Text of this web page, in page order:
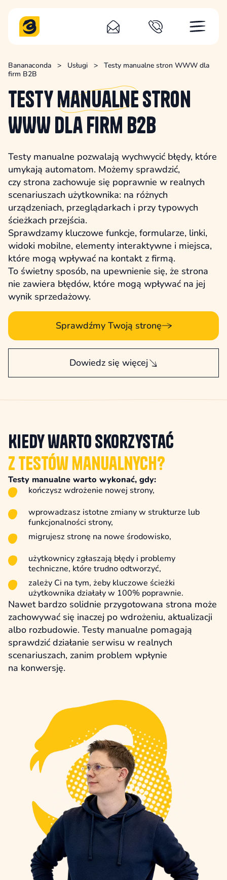
Bananaconda > Usługi >
Testy manualne stron WWW dla
firm B2B
Testymanualnestron
WWW dla firm B2B
Testy manualne pozwalają wychwycić błędy, które
umykają automatom. Możemy sprawdzić,
czy strona zachowuje się poprawnie w realnych
scenariuszach użytkownika: na różnych
urządzeniach, przeglądarkach i przy typowych
ścieżkach przejścia.
Sprawdzamy kluczowe funkcje, formularze, linki,
widoki mobilne, elementy interaktywne i miejsca,
które mogą wpływać na kontakt z firmą.
To świetny sposób, na upewnienie się, że strona
nie zawiera błędów, które mogą wpływać na jej
wynik sprzedażowy.
Sprawdźmy Twoją stronę
Dowiedz się więcej
Kiedy warto skorzystać
z testów manualnych?
Testy manualne warto wykonać, gdy:
kończysz wdrożenie nowej strony,
wprowadzasz istotne zmiany w strukturze lub
funkcjonalności strony,
migrujesz stronę na nowe środowisko,
użytkownicy zgłaszają błędy i problemy
techniczne, które trudno odtworzyć,
zależy Ci na tym, żeby kluczowe ścieżki
użytkownika działały w 100% poprawnie.
Nawet bardzo solidnie przygotowana strona może
zachowywać się inaczej po wdrożeniu, aktualizacji
albo rozbudowie. Testy manualne pomagają
sprawdzić działanie serwisu w realnych
scenariuszach, zanim problem wpłynie
na konwersję.